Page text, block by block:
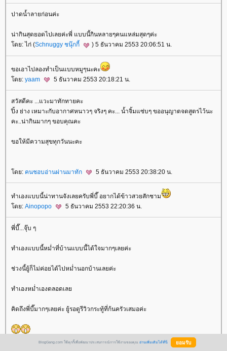
ปาดน้ำลายก่อนค่ะ
น่ากินสุดยอดไปเลยค่ะพี่ แบบนี้กินหลายๆคนแหล่มสุดๆค่ะ
ดย: ไก่ (Schnuggy ชนุ๊กกี้ ) 5 ธันวาคม 2553 20:06:51 น.
ขอเอาไปลองทำเป็นแบบหมูๆนะคะ
ดย: yaam 5 ธันวาคม 2553 20:18:21 น.
สวัสดีคะ ...แวะมาทักทายคะ
ปิ้ง ย่าง เหมาะกับอากาศหนาวๆ จริงๆ คะ... น้ำจิ้มแซ่บๆ ขออนุญาตจดสูตรไว้นะ
คะ..น่ากินมากๆ ขอบคุณคะ
ขอให้มีความสุขทุกวันนะคะ
ดย: คนชอบอ่านผ่านมาทัก 5 ธันวาคม 2553 20:38:20 น.
ทำเองแบบนี้น่าทานจังเลยครับพี่บี๊ อยากได้ข้าวสวยสักชาม
ดย: Ainopopo 5 ธันวาคม 2553 22:20:36 น.
พี่บี๊...จุ๊บ ๆ
ทำเองแบบนี้หม่ำที่บ้านแบบนี้ได้ใจมากๆเลยค่ะ
ช่วงนี้ยู้ก็ไม่ค่อยได้ไปหม่ำนอกบ้านเลยค่ะ
ทำเองหม่ำเองตลอดเล
คิดถึงพี่บี๊มากๆเลยค่ะ ยู้รอดูรีวิวกระทู้ที่ก้นครัวเสมอค่ะ
5 ธันวาคม 2553 22:52:16 น.
BlogGang.com ใช้คุกกี้เพื่อพัฒนาประสบการณ์การใช้งานของคุณ อ่านเพิ่มเติมได้ที่นี่